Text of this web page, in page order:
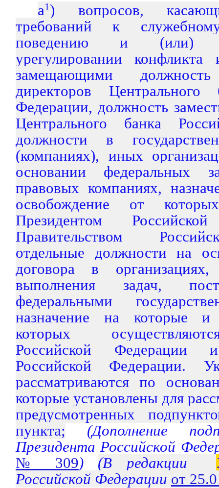
а1 ) вопросов,
требований к
поведению и (или)
урегулировании конфликта
замещающими
директоров Центрального
Федерации, должность
Центрального банка
должности в
(компаниях), иных
основании федеральных
правовых компаниях,
освобождение от
Президентом
Правительством
отдельные должности на
договора в
выполнения задач,
федеральными
назначение на которые и
которых
Российской Федерации и
Российской Федерации.
рассматриваются по
которые установлены для
предусмотренных
пункта; (Дополнение
Президента Российской
№ 309) (В редакции
Российской Федерации от